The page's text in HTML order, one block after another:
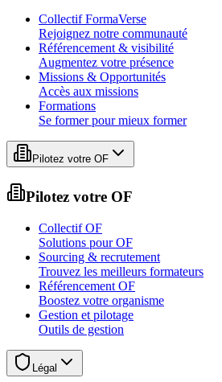
Collectif FormaVerse
Rejoignez notre communauté
Référencement & visibilité
Augmentez votre présence
Missions & Opportunités
Accès aux missions
Formations
Se former pour mieux former
Pilotez votre OF
Pilotez votre OF
Collectif OF
Solutions pour OF
Sourcing & recrutement
Trouvez les meilleurs formateurs
Référencement OF
Boostez votre organisme
Gestion et pilotage
Outils de gestion
Légal